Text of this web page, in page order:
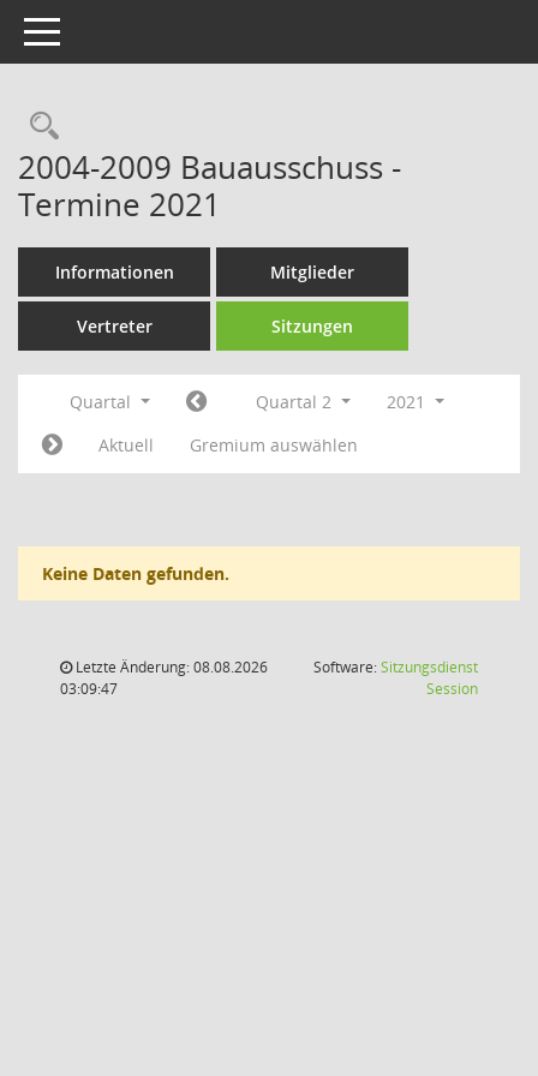
Toggle navigation
Rechercheauswahl
2004-2009 Bauausschuss -
Termine 2021
Informationen Mitglieder
Vertreter Sitzungen
Quartal Quartal 2
2021
Aktuell
Gremium auswählen
Keine Daten gefunden.
Letzte Änderung: 08.08.2026
03:09:47
Software:Sitzungsdienst
Session(Wird in